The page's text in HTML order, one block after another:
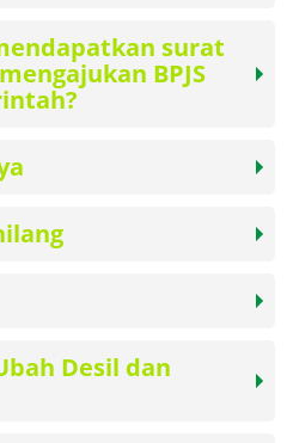
surat
BPJS
Desil dan